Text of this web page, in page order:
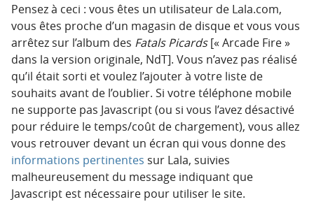
Pensez à ceci : vous êtes un utilisateur de Lala.com,
vous êtes proche d’un magasin de disque et vous vous
arrêtez sur l’album des Fatals Picards[« Arcade Fire »
dans la version originale, NdT]. Vous n’avez pas réalisé
qu’il était sorti et voulez l’ajouter à votre liste de
souhaits avant de l’oublier. Si votre téléphone mobile
ne supporte pas Javascript (ou si vous l’avez désactivé
pour réduire le temps/coût de chargement), vous allez
vous retrouver devant un écran qui vous donne des
informations pertinentes sur Lala, suivies
malheureusement du message indiquant que
Javascript est nécessaire pour utiliser le site.